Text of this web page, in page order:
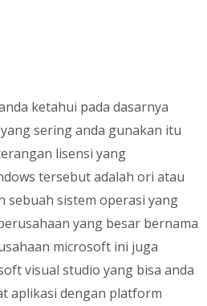
ketahui pada dasarnya
sering anda gunakan itu
lisensi yang
tersebut adalah ori atau
sebuah sistem operasi yang
yang besar bernama
microsoft ini juga
visual studio yang bisa anda
aplikasi dengan platform